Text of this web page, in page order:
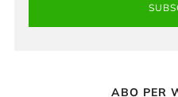
ABO PER